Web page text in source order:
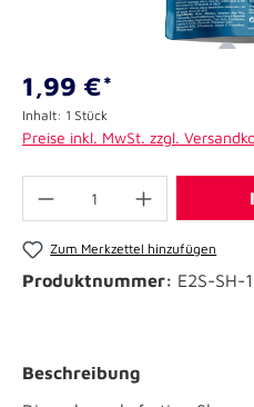
1,99 €*
Inhalt: 1 Stück
Preise inkl. MwSt. zzgl.
Zum Merkzettel hinzufügen
Produktnummer: E2S-SH-1
Beschreibung